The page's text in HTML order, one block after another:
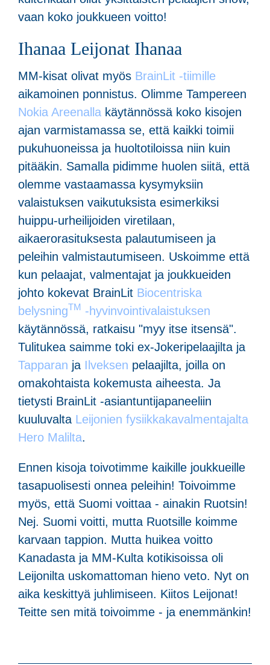
vaan koko joukkueen voitto!
Ihanaa Leijonat Ihanaa
MM-kisat olivat myös BrainLit -tiimille
aikamoinen ponnistus. Olimme Tampereen
Nokia Areenalla käytännössä koko kisojen
ajan varmistamassa se, että kaikki toimii
pukuhuoneissa ja huoltotiloissa niin kuin
pitääkin. Samalla pidimme huolen siitä, että
olemme vastaamassa kysymyksiin
valaistuksen vaikutuksista esimerkiksi
huippu-urheilijoiden viretilaan,
aikaerorasituksesta palautumiseen ja
peleihin valmistautumiseen. Uskoimme että
kun pelaajat, valmentajat ja joukkueiden
johto kokevat BrainLit Biocentriska
belysningTM -hyvinvointivalaistuksen
käytännössä, ratkaisu "myy itse itsensä".
Tulitukea saimme toki ex-Jokeripelaajilta ja
Tapparan ja Ilveksen pelaajilta, joilla on
omakohtaista kokemusta aiheesta. Ja
tietysti BrainLit -asiantuntijapaneeliin
kuuluvalta Leijonien fysiikkakavalmentajalta
Hero Malilta.
Ennen kisoja toivotimme kaikille joukkueille
tasapuolisesti onnea peleihin! Toivoimme
myös, että Suomi voittaa - ainakin Ruotsin!
Nej. Suomi voitti, mutta Ruotsille koimme
karvaan tappion. Mutta huikea voitto
Kanadasta ja MM-Kulta kotikisoissa oli
Leijonilta uskomattoman hieno veto. Nyt on
aika keskittyä juhlimiseen. Kiitos Leijonat!
Teitte sen mitä toivoimme - ja enemmänkin!